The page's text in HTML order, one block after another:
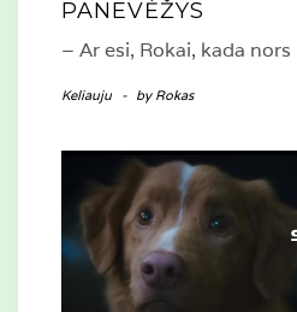
PANEVĖŽYS
– Ar esi, Rokai, kada
Keliauju - by Rokas